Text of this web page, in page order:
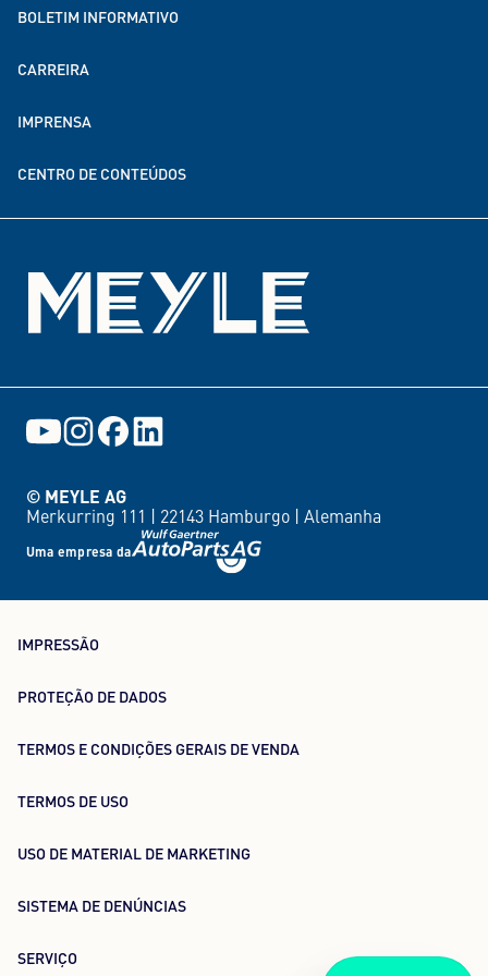
Eventos
© MEYLE AG
Merkurring 111 | 22143 Hamburgo | Alemanha
Uma empresa da
BOLETIM INFORMATIVO
CARREIRA
IMPRENSA
CENTRO DE CONTEÚDOS
IMPRESSÃO
PROTEÇÃO DE DADOS
TERMOS E CONDIÇÕES GERAIS DE VENDA
TERMOS DE USO
USO DE MATERIAL DE MARKETING
SISTEMA DE DENÚNCIAS
SERVIÇO